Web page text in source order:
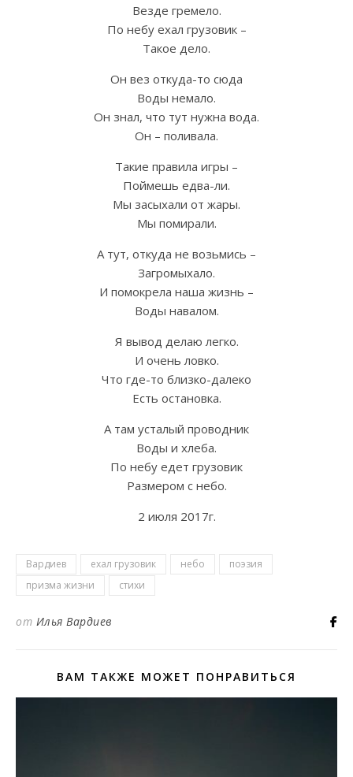
Везде гремело.
По небу ехал грузовик –
Такое дело.
Он вез откуда-то сюда
Воды немало.
Он знал, что тут нужна вода.
Он – поливала.
Такие правила игры –
Поймешь едва-ли.
Мы засыхали от жары.
Мы помирали.
А тут, откуда не возьмись –
Загромыхало.
И помокрела наша жизнь –
Воды навалом.
Я вывод делаю легко.
И очень ловко.
Что где-то близко-далеко
Есть остановка.
А там усталый проводник
Воды и хлеба.
По небу едет грузовик
Размером с небо.
2 июля 2017г.
Вардиев ехал грузовик небо
поэзия
призма жизни
стихи
от Илья Вардиев
ВАМ ТАКЖЕ МОЖЕТ ПОНРАВИТЬСЯ